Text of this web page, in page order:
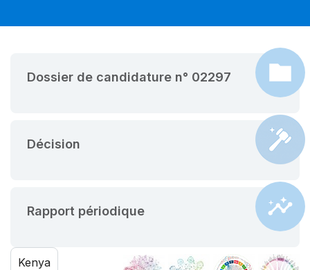
Dossier de candidature n° 02297
Décision
Rapport périodique
Kenya